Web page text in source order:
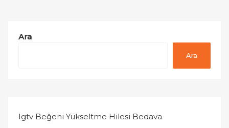
Ara
Ara
Igtv Beğeni Yükseltme Hilesi Bedava